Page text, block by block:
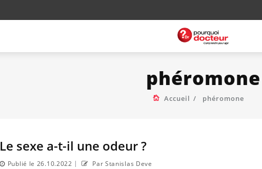
phéromone
Accueil phéromone
Le sexe a-t-il une odeur ?
Publié le 26.10.2022 | Par Stanislas Deve